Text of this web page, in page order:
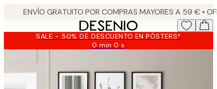
SALE - 50% DE DESCUENTO EN PÓSTERS*
0 min0 s
Válido
08-
09